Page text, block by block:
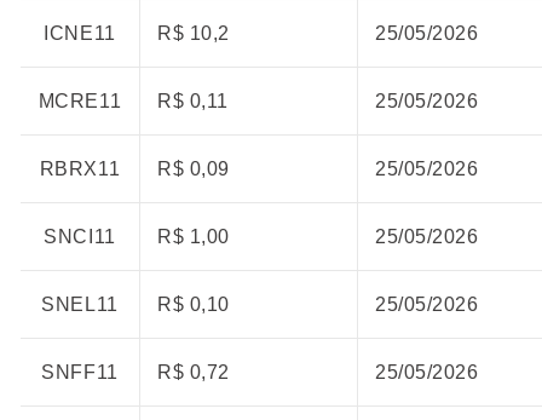
ICNE11 R$ 10,2 25/05/2026
MCRE11 R$ 0,11 25/05/2026
RBRX11 R$ 0,09 25/05/2026
SNCI11 R$ 1,00 25/05/2026
SNEL11 R$ 0,10 25/05/2026
SNFF11 R$ 0,72 25/05/2026